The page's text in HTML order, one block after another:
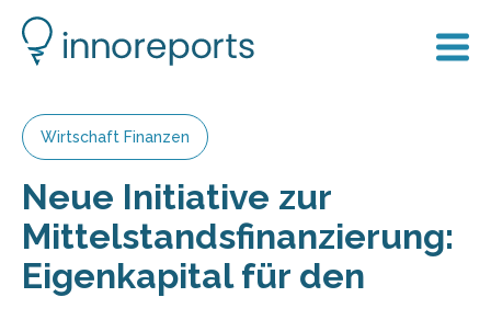
Wirtschaft Finanzen
Neue Initiative zur
Mittelstandsfinanzierung:
Eigenkapital für den